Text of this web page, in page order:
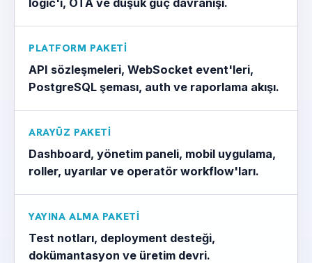
logic'i, OTA ve düşük güç davranışı.
PLATFORM PAKETI
API sözleşmeleri, WebSocket event'leri,
PostgreSQL şeması, auth ve raporlama akışı.
ARAYÜZ PAKETI
Dashboard, yönetim paneli, mobil uygulama,
roller, uyarılar ve operatör workflow'ları.
YAYINA ALMA PAKETI
Test notları, deployment desteği,
dokümantasyon ve üretim devri.